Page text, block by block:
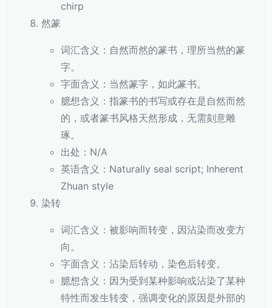
chirp
然篆
词汇含义：自然而然的篆书，理所当然的篆
字。
字面含义：当然篆字，如此篆书。
臆想含义：指篆书的书写或存在是自然而然
的，或者篆书风格天然形成，无需刻意雕
琢。
出处：N/A
英语含义：Naturally seal script; Inherent
Zhuan style
染转
词汇含义：被影响而转变，因沾染而改变方
向。
字面含义：沾染后转动，染色后转变。
臆想含义：因为受到某种影响或沾染了某种
特性而发生转变，强调变化的原因是外部的